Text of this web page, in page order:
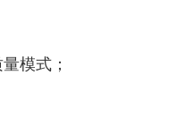
模式；